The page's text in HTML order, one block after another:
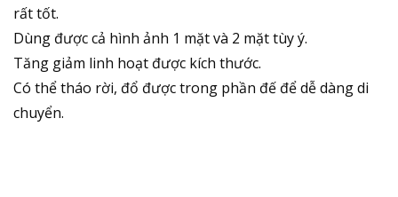
rất tốt.
Dùng được cả hình ảnh 1 mặt và 2 mặt tùy ý.
Tăng giảm linh hoạt được kích thước.
Có thể tháo rời, đổ được trong phần đế để dễ dàng di
chuyển.